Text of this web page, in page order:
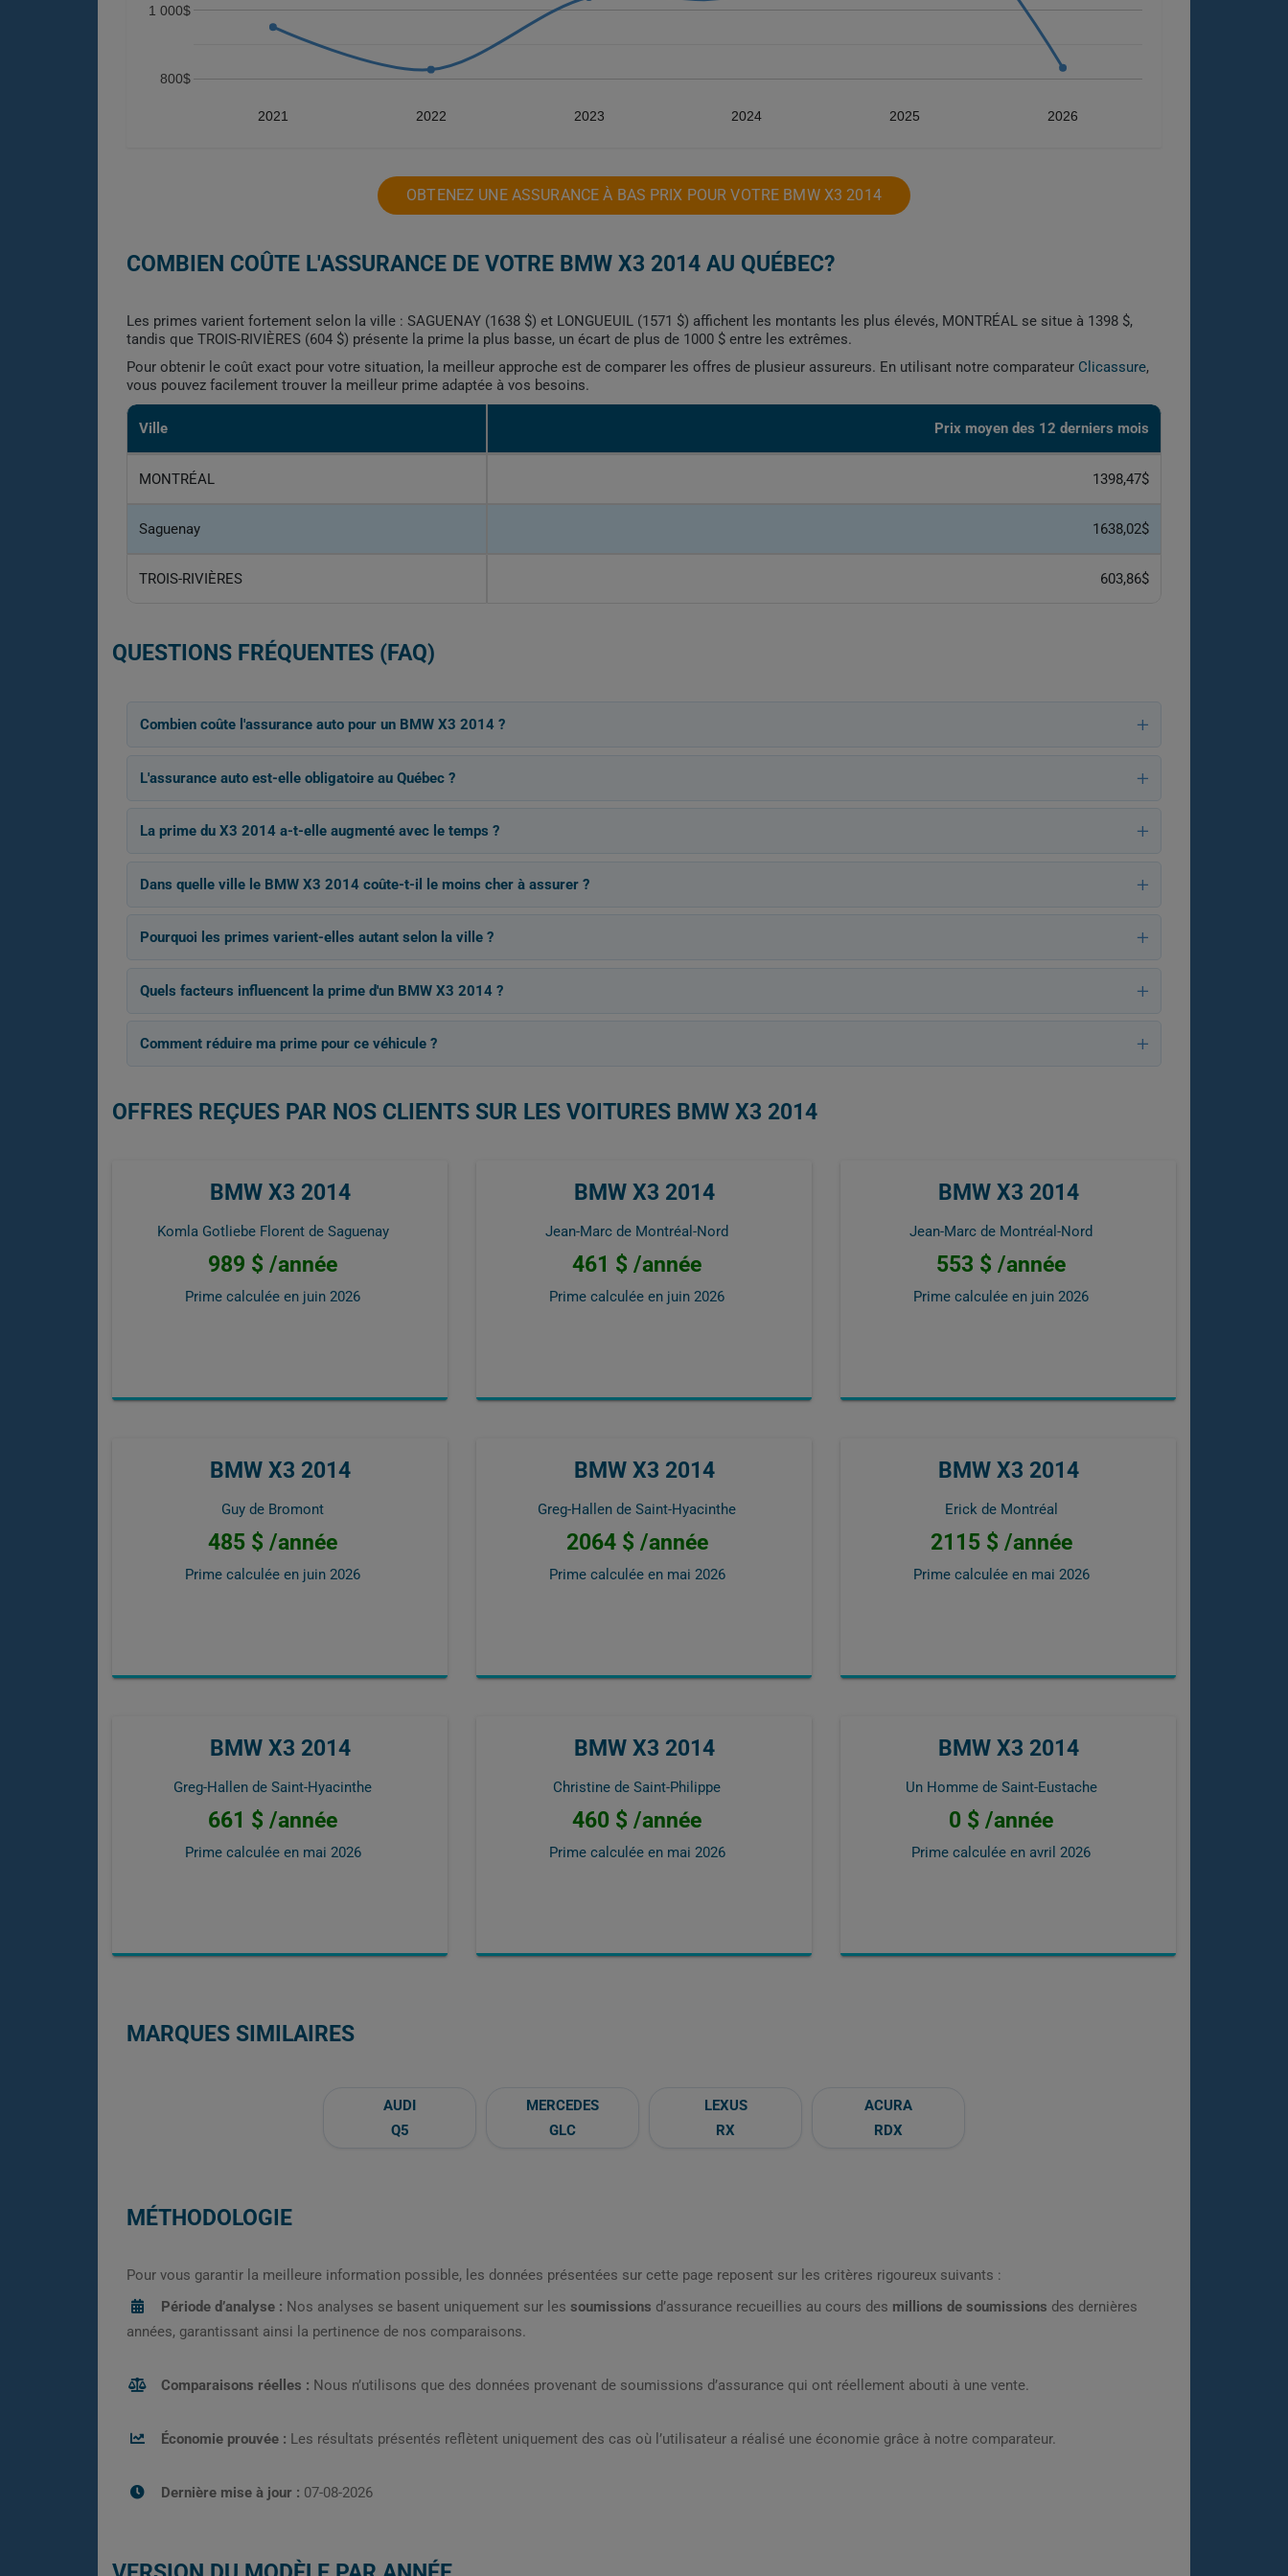
2021 2022 2023 2024 2025 2026
800$
1 000$
OBTENEZ UNE ASSURANCE À BAS PRIX POUR VOTRE BMW X3 2014
COMBIEN COÛTE L'ASSURANCE DE VOTRE BMW X3 2014 AU QUÉBEC?
Les primes varient fortement selon la ville : SAGUENAY (1638 $) et LONGUEUIL (1571 $) affichent les montants les plus élevés, MONTRÉAL se situe à 1398 $,
tandis que TROIS-RIVIÈRES (604 $) présente la prime la plus basse, un écart de plus de 1000 $ entre les extrêmes.
Pour obtenir le coût exact pour votre situation, la meilleur approche est de comparer les offres de plusieur assureurs. En utilisant notre comparateur Clicassure,
vous pouvez facilement trouver la meilleur prime adaptée à vos besoins.
Ville Prix ​​moyen des 12 derniers mois
MONTRÉAL 1398,47$
Saguenay 1638,02$
TROIS-RIVIÈRES 603,86$
QUESTIONS FRÉQUENTES (FAQ)
Combien coûte l'assurance auto pour un BMW X3 2014 ?
L'assurance auto est-elle obligatoire au Québec ?
La prime du X3 2014 a-t-elle augmenté avec le temps ?
Dans quelle ville le BMW X3 2014 coûte-t-il le moins cher à assurer ?
Pourquoi les primes varient-elles autant selon la ville ?
Quels facteurs influencent la prime d'un BMW X3 2014 ?
Comment réduire ma prime pour ce véhicule ?
OFFRES REÇUES PAR NOS CLIENTS SUR LES VOITURES BMW X3 2014
BMW X3 2014
Komla Gotliebe Florent de Saguenay
989 $ /année
Prime calculée en juin 2026
BMW X3 2014
Jean-Marc de Montréal-Nord
461 $ /année
Prime calculée en juin 2026
BMW X3 2014
Jean-Marc de Montréal-Nord
553 $ /année
Prime calculée en juin 2026
BMW X3 2014
Guy de Bromont
485 $ /année
Prime calculée en juin 2026
BMW X3 2014
Greg-Hallen de Saint-Hyacinthe
2064 $ /année
Prime calculée en mai 2026
BMW X3 2014
Erick de Montréal
2115 $ /année
Prime calculée en mai 2026
BMW X3 2014
Greg-Hallen de Saint-Hyacinthe
661 $ /année
Prime calculée en mai 2026
BMW X3 2014
Christine de Saint-Philippe
460 $ /année
Prime calculée en mai 2026
BMW X3 2014
Un Homme de Saint-Eustache
0 $ /année
Prime calculée en avril 2026
MARQUES SIMILAIRES
AUDI
Q5
MERCEDES
GLC
LEXUS
RX
ACURA
RDX
MÉTHODOLOGIE
Pour vous garantir la meilleure information possible, les données présentées sur cette page reposent sur les critères rigoureux suivants :
Période d’analyse : Nos analyses se basent uniquement sur les soumissions d’assurance recueillies au cours des millions de soumissions des dernières
années, garantissant ainsi la pertinence de nos comparaisons.
Comparaisons réelles : Nous n’utilisons que des données provenant de soumissions d’assurance qui ont réellement abouti à une vente.
Économie prouvée : Les résultats présentés reflètent uniquement des cas où l’utilisateur a réalisé une économie grâce à notre comparateur.
Dernière mise à jour : 07-08-2026